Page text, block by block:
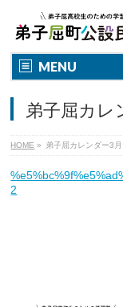
MENU
弟子屈カレ
HOME » 弟子屈カレンダー3月
2